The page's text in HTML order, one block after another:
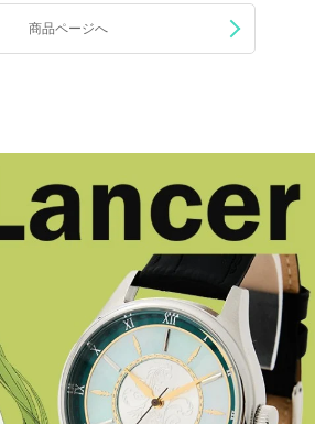
商品ページへ